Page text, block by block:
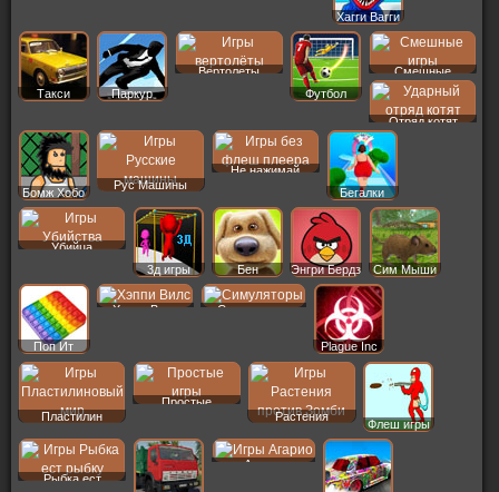
Хагги Вагги
Такси Паркур
Вертолеты
Футбол
Смешные
Отряд котят
Бомж Хобо
Рус Машины
Не нажимай
Бегалки
Убийца
3д игры
Бен Энгри Бердз Сим Мыши
Поп Ит
Хэппи Вилс Симуляторы
Plague Inc
Пластилин
Простые
Растения
Флеш игры
Рыбка ест
Агарио